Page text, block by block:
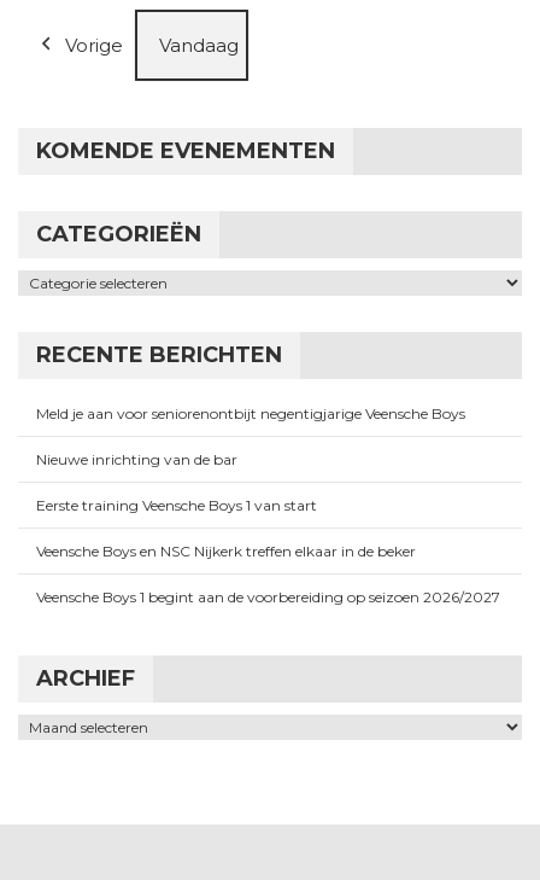
Vorige Vandaag
KOMENDE EVENEMENTEN
CATEGORIEËN
Categorieën
RECENTE BERICHTEN
Meld je aan voor seniorenontbijt negentigjarige Veensche Boys
Nieuwe inrichting van de bar
Eerste training Veensche Boys 1 van start
Veensche Boys en NSC Nijkerk treffen elkaar in de beker
Veensche Boys 1 begint aan de voorbereiding op seizoen 2026/2027
ARCHIEF
Archief